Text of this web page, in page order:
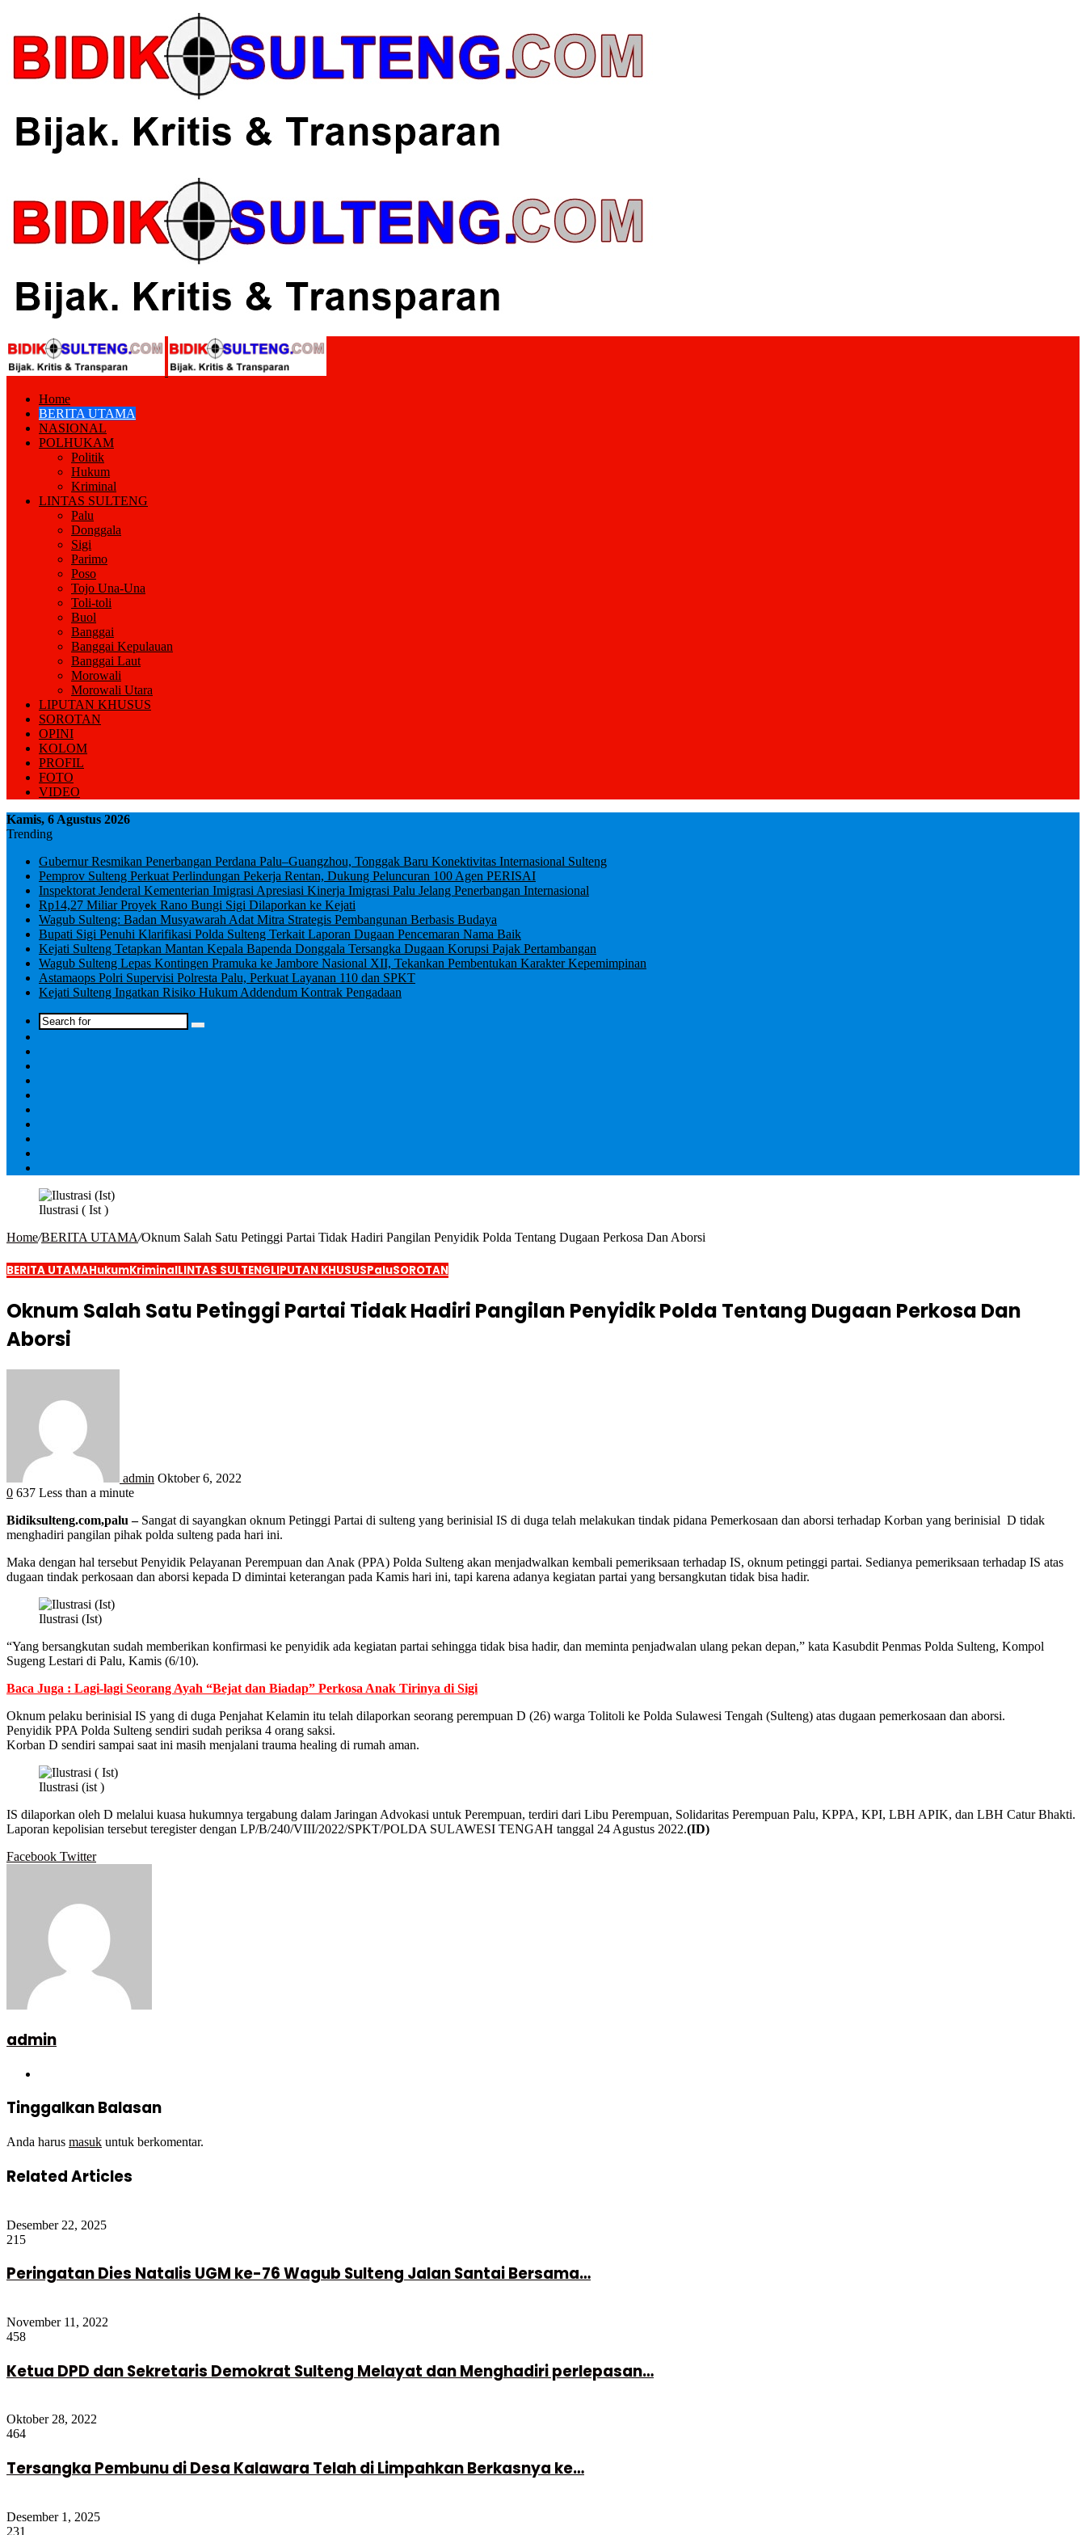
Home
BERITA UTAMA
NASIONAL
POLHUKAM
Politik
Hukum
Kriminal
LINTAS SULTENG
Palu
Donggala
Sigi
Parimo
Poso
Tojo Una-Una
Toli-toli
Buol
Banggai
Banggai Kepulauan
Banggai Laut
Morowali
Morowali Utara
LIPUTAN KHUSUS
SOROTAN
OPINI
KOLOM
PROFIL
FOTO
VIDEO
Kamis, 6 Agustus 2026
Trending
Gubernur Resmikan Penerbangan Perdana Palu–Guangzhou, Tonggak Baru Konektivitas Internasional Sulteng
Pemprov Sulteng Perkuat Perlindungan Pekerja Rentan, Dukung Peluncuran 100 Agen PERISAI
Inspektorat Jenderal Kementerian Imigrasi Apresiasi Kinerja Imigrasi Palu Jelang Penerbangan Internasional
Rp14,27 Miliar Proyek Rano Bungi Sigi Dilaporkan ke Kejati
Wagub Sulteng: Badan Musyawarah Adat Mitra Strategis Pembangunan Berbasis Budaya
Bupati Sigi Penuhi Klarifikasi Polda Sulteng Terkait Laporan Dugaan Pencemaran Nama Baik
Kejati Sulteng Tetapkan Mantan Kepala Bapenda Donggala Tersangka Dugaan Korupsi Pajak Pertambangan
Wagub Sulteng Lepas Kontingen Pramuka ke Jambore Nasional XII, Tekankan Pembentukan Karakter Kepemimpinan
Astamaops Polri Supervisi Polresta Palu, Perkuat Layanan 110 dan SPKT
Kejati Sulteng Ingatkan Risiko Hukum Addendum Kontrak Pengadaan
Ilustrasi ( Ist )
Home/BERITA UTAMA/Oknum Salah Satu Petinggi Partai Tidak Hadiri Pangilan Penyidik Polda Tentang Dugaan Perkosa Dan Aborsi
BERITA UTAMAHukumKriminalLINTAS SULTENGLIPUTAN KHUSUSPaluSOROTAN
Oknum Salah Satu Petinggi Partai Tidak Hadiri Pangilan Penyidik Polda Tentang Dugaan Perkosa Dan
Aborsi
admin Oktober 6, 2022
0 637 Less than a minute
Bidiksulteng.com,palu –Sangat di sayangkan oknum Petinggi Partai di sulteng yang berinisial IS di duga telah melakukan tindak pidana Pemerkosaan dan aborsi terhadap Korban yang berinisial D tidak
menghadiri pangilan pihak polda sulteng pada hari ini.
Maka dengan hal tersebut Penyidik Pelayanan Perempuan dan Anak (PPA) Polda Sulteng akan menjadwalkan kembali pemeriksaan terhadap IS, oknum petinggi partai. Sedianya pemeriksaan terhadap IS atas
dugaan tindak perkosaan dan aborsi kepada D dimintai keterangan pada Kamis hari ini, tapi karena adanya kegiatan partai yang bersangkutan tidak bisa hadir.
Ilustrasi (Ist)
“Yang bersangkutan sudah memberikan konfirmasi ke penyidik ada kegiatan partai sehingga tidak bisa hadir, dan meminta penjadwalan ulang pekan depan,” kata Kasubdit Penmas Polda Sulteng, Kompol
Sugeng Lestari di Palu, Kamis (6/10).
Baca Juga : Lagi-lagi Seorang Ayah “Bejat dan Biadap” Perkosa Anak Tirinya di Sigi
Oknum pelaku berinisial IS yang di duga Penjahat Kelamin itu telah dilaporkan seorang perempuan D (26) warga Tolitoli ke Polda Sulawesi Tengah (Sulteng) atas dugaan pemerkosaan dan aborsi.
Penyidik PPA Polda Sulteng sendiri sudah periksa 4 orang saksi.
Korban D sendiri sampai saat ini masih menjalani trauma healing di rumah aman.
Ilustrasi (ist )
IS dilaporkan oleh D melalui kuasa hukumnya tergabung dalam Jaringan Advokasi untuk Perempuan, terdiri dari Libu Perempuan, Solidaritas Perempuan Palu, KPPA, KPI, LBH APIK, dan LBH Catur Bhakti.
Laporan kepolisian tersebut teregister dengan LP/B/240/VIII/2022/SPKT/POLDA SULAWESI TENGAH tanggal 24 Agustus 2022.(ID)
Facebook TwitterGoogle+
LinkedIn
StumbleUpon
Tumblr
Pinterest
Reddit
VKontakte
WhatsApp
Telegram
Viber
Share
Print
admin
Tinggalkan Balasan
Anda harus masuk untuk berkomentar.
Related Articles
Desember 22, 2025
215
Peringatan Dies Natalis UGM ke-76 Wagub Sulteng Jalan Santai Bersama…
November 11, 2022
458
Ketua DPD dan Sekretaris Demokrat Sulteng Melayat dan Menghadiri perlepasan…
Oktober 28, 2022
464
Tersangka Pembunu di Desa Kalawara Telah di Limpahkan Berkasnya ke…
Desember 1, 2025
231